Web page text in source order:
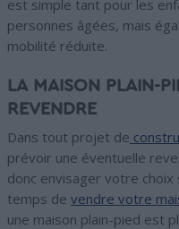
est simple tant pour les
personnes âgées, mais
mobilité réduite.
LA MAISON PLAIN-
REVENDRE
Dans tout projet de
prévoir une éventuelle
donc envisager votre
temps de vendre votre
une maison plain-pied est